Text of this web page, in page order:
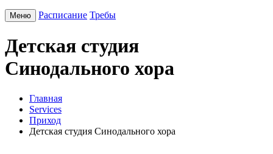
Меню Расписание Требы
Детская студия
Синодального хора
Главная
Services
Приход
Детская студия Синодального хора